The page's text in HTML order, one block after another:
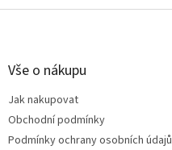
Z
Vše o nákupu
Jak nakupovat
Obchodní podmínky
Podmínky ochrany osobních údajů